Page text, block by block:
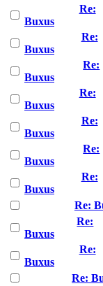
Re:
Buxus
Re:
Buxus
Re:
Buxus
Re:
Buxus
Re:
Buxus
Re:
Buxus
Re:
Buxus
Re:
Re:
Buxus
Re:
Buxus
Re: